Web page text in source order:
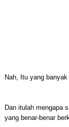
Nah, Itu yang
Dan itulah mengapa
yang benar-benar